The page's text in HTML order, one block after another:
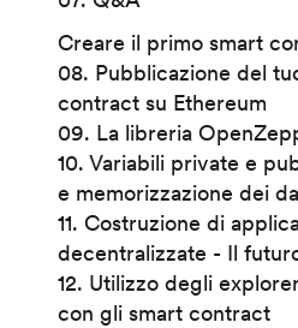
Creare il primo smart
08. Pubblicazione del
contract su Ethereum
09. La libreria
10. Variabili private e
e memorizzazione dei
11. Costruzione di
decentralizzate - Il
12. Utilizzo degli
con gli smart contract